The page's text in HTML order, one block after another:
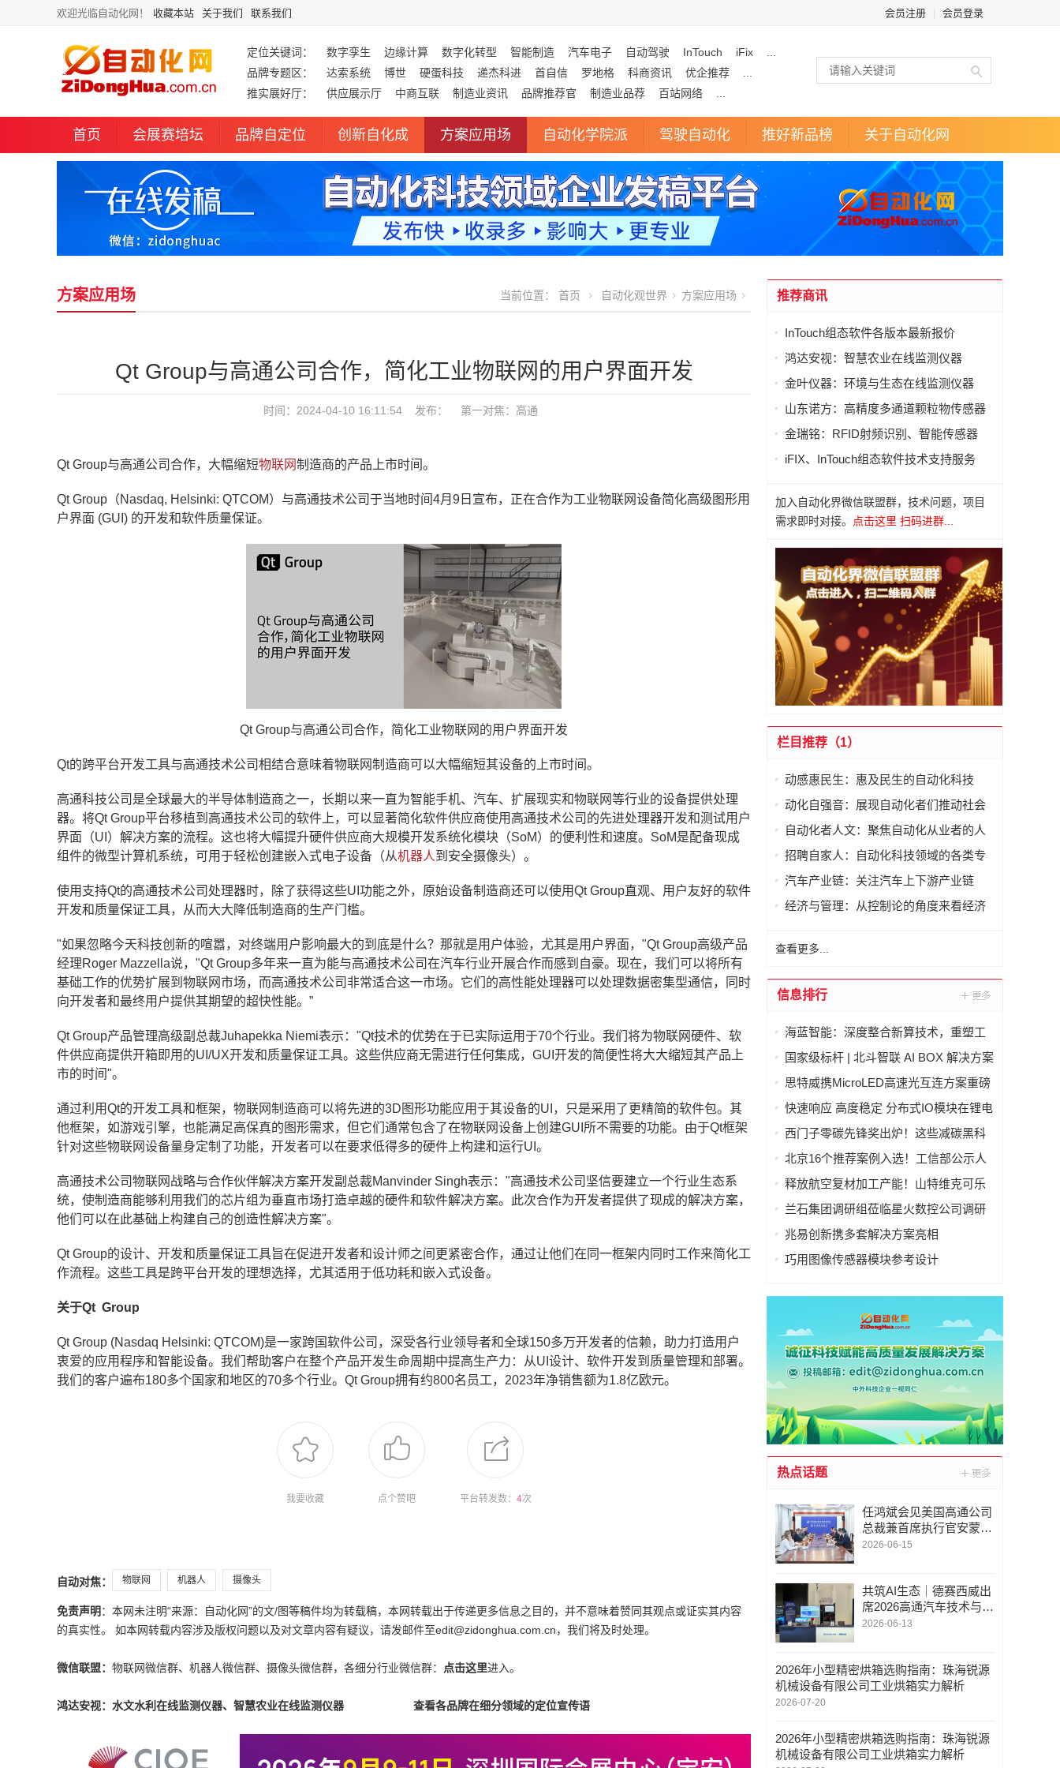
欢迎光临自动化网！ 收藏本站 关于我们 联系我们 会员注册 会员登录
定位关键词： 数字孪生 边缘计算 数字化转型 智能制造 汽车电子 自动驾驶 InTouch iFix
品牌专题区：
达索系统 博世 硬蛋科技 递杰科进 首自信 罗地格 科商资讯 优企推荐
推实展好厅：
供应展示厅 中商互联 制造业资讯 品牌推荐官 制造业品荐 百站网络
首页 会展赛培坛 品牌自定位 创新自化成 方案应用场 自动化学院派 驾驶自动化 推好新品榜 关于自动化网
方案应用场 当前位置： 首页 自动化观世界 方案应用场
Qt Group与高通公司合作，简化工业物联网的用户界面开发
时间：2024-04-10 16:11:54 发布： 第一对焦： 高通
Qt Group与高通公司合作，大幅缩短物联网制造商的产品 上市时间。
Qt Group（Nasdaq, Helsinki: QTCOM）与高通技术公司于当地时间4月9日宣布，正在合作为工业物联网设备简化高级图形用
户界面 (GUI) 的开发和软件质量保证。
Qt Group与高通公司合作，简化工业物联网的用户界面开发
Qt的跨平台开发工具与高通技术公司相结合意味着物联网制造商可以大幅缩短其设备的上市时间。
高通科技公司是全球最大的半导体制造商之一，长期以来一直为智能手机、汽车、扩展现实和物联网等行业的设备提供处理
器。将Qt Group平台移植到高通技术公司的软件上，可以显著简化软件供应商使用高通技术公司的先进处理器开发和测试用户
界面（UI）解决方案的流程。这也将大幅提升硬件供应商大规模开发系统化模块（SoM）的便利性和速度。SoM是配备现成
组件的微型计算机系统，可用于轻松创建嵌入式电子设备（从机器人到安全摄像头）。
使用支持Qt的高通技术公司处理器时，除了获得这些UI功能之外，原始设备制造商还可以使用Qt Group直观、用户友好的软件
开发和质量保证工具，从而大大降低制造商的生产门槛。
"如果忽略今天科技创新的喧嚣，对终端用户影响最大的到底是什么？那就是用户体验，尤其是用户界面，"Qt Group高级产品
经理Roger Mazzella说，"Qt Group多年来一直为能与高通技术公司在汽车行业开展合作而感到自豪。现在，我们可以将所有
基础工作的优势扩展到物联网市场，而高通技术公司非常适合这一市场。它们的高性能处理器可以处理数据密集型通信，同时
向开发者和最终用户提供其期望的超快性能。”
Qt Group产品管理高级副总裁Juhapekka Niemi表示： "Qt技术的优势在于已实际运用于70个行业。我们将为物联网硬件、 软
件供应商提供开箱即用的UI/UX开发和质量保证工具。这些供应商无需进行任何集成， GUI 开发的简便性将大大缩短其产品 上
市的时间"。
通过利用Qt的开发工具和框架，物联网制造商可以将先进的3D图形功能应用于其设备的UI，只是采用了更精简的软件包。其
他框架，如游戏引擎，也能满足高保真的图形需求，但它们通常包含了在物联网设备上创建GUI所不需要的功能。由于Qt框架
针对这些物联网设备量身定制了功能，开发者可以在要求低得多的硬件上构建和运行UI。
高通技术公司物联网战略与合作伙伴解决方案开发副总裁Manvinder Singh表示："高通技术公司坚信要建立一个行业生态系
统，使制造商能够利用我们的芯片组为垂直市场打造卓越的硬件和软件解决方案。此次合作为开发者提供了现成的解决方案，
他们可以在此基础上构建自己的创造性解决方案"。
Qt Group的设计、开发和质量保证工具旨在促进开发者和设计师之间更紧密合作，通过让他们在同一框架内同时工作来简化工
作流程。这些工具是跨平台开发的理想选择，尤其适用于低功耗和嵌入式设备。
关于Qt Group
Qt Group (Nasdaq Helsinki: QTCOM)是一家跨国软件公司，深受各行业领导者和全球150多万开发者的信赖，助力打造用户
衷爱的应用程序和智能设备。我们帮助客户在整个产品开发生命周期中提高生产力：从UI设计、软件开发到质量管理和部署。
我们的客户遍布180多个国家和地区的70多个行业。Qt Group拥有约800名员工，2023年净销售额为1.8亿欧元。
我要收藏 点个赞吧 平台转发数： 4次
自动对焦： 物联网 机器人 摄像头
免责声明 ：本网未注明“来源：自动化网”的文/图等稿件均为转载稿，本网转载出于传递更多信息之目的，并不意味着赞同其观点或证实其内容
的真实性。 如本网转载内容涉及版权问题以及对文章内容有疑议，请发邮件至edit@zidonghua.com.cn，我们将及时处理。
微信联盟： 物联网微信群、机器人微信群、摄像头微信群，各细分行业微信群： 点击这里进入。
鸿达安视：水文水利在线监测仪器、智慧农业在线监测仪器 查看各品牌在细分领域的定位宣传语
推荐商讯
InTouch组态软件各版本最新报价
鸿达安视：智慧农业在线监测仪器
金叶仪器：环境与生态在线监测仪器
山东诺方：高精度多通道颗粒物传感器
金瑞铭：RFID射频识别、智能传感器
iFIX、InTouch组态软件技术支持服务
加入自动化界微信联盟群，技术问题，项目
需求即时对接。
点击这里 扫码进群...
栏目推荐（1）
动感惠民生：惠及民生的自动化科技
动化自强音：展现自动化者们推动社会
进步发出的响亮声音
自动化者人文：聚焦自动化从业者的人
文思考
招聘自家人：自动化科技领域的各类专
家及人才需求资讯
汽车产业链：关注汽车上下游产业链
经济与管理：从控制论的角度来看经济
查看更多...
信息排行
海蓝智能：深度整合新算技术，重塑工
业读码器服务新标杆
国家级标杆 | 北斗智联 AI BOX 解决方案
入选工信部人工智能典型案例
思特威携MicroLED高速光互连方案重磅
亮相慕尼黑上海电子展
快速响应 高度稳定 分布式IO模块在锂电
池制造的优势揭秘 | 支持Modbus、
EtherCAT、Ethernet/IP、BACnet/IP等多
种协议
西门子零碳先锋奖出炉！这些减碳黑科
技太能打！
北京16个推荐案例入选！工信部公示人
工智能应用典型案例
释放航空复材加工产能！山特维克可乐
满锯齿刃铣刀从源头解决四大铣削工艺
兰石集团调研组莅临星火数控公司调研
指导数智化转型工作
兆易创新携多套解决方案亮相
CIIF2025，助力人形机器人落地
巧用图像传感器模块参考设计
造的全流程
热点话题
任鸿斌会见美国高通公司
总裁兼首席执行官安蒙、
嘉吉公司董事会主席兼首
2026-06-15
共筑AI生态｜德赛西威出
席2026高通汽车技术与合
作峰会
2026-06-13
2026年小型精密烘箱选购指南：珠海锐源
机械设备有限公司工业烘箱实力解析
2026-07-20
2026年小型精密烘箱选购指南：珠海锐源
机械设备有限公司工业烘箱实力解析